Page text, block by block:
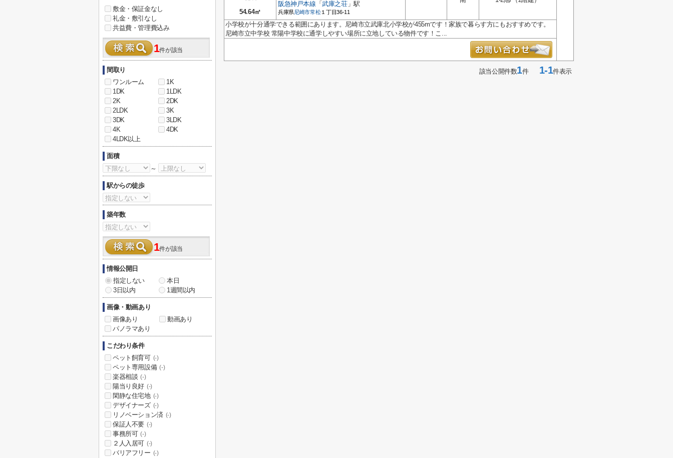
54.64㎡
阪急神戸本線 「武庫之荘」駅
兵庫県尼崎市常松１丁目36-11
小学校が十分通学できる範囲にあります。尼崎市立武庫北小学校が455mです！家族で暮らす方にもおすすめです。
尼崎市立中学校 常陽中学校に通学しやすい場所に立地している物件です！こ...
該当公開件数1件1-1件表示
敷金・保証金なし
礼金・敷引なし
共益費・管理費込み
1件が該当
間取り
ワンルーム
1K
1DK
1LDK
2K
2DK
2LDK
3K
3DK
3LDK
4K
4DK
4LDK以上
面積
～
駅からの徒歩
築年数
1件が該当
情報公開日
指定しない
本日
3日以内
1週間以内
画像・動画あり
画像あり
動画あり
パノラマあり
こだわり条件
ペット飼育可 (-)
ペット専用設備 (-)
楽器相談 (-)
陽当り良好 (-)
閑静な住宅地 (-)
デザイナーズ (-)
リノベーション済 (-)
保証人不要 (-)
事務所可 (-)
２人入居可 (-)
バリアフリー (-)